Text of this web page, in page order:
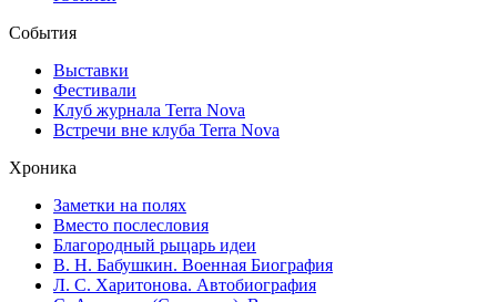
События
Выставки
Фестивали
Клуб журнала Terra Nova
Встречи вне клуба Terra Nova
Хроника
Заметки на полях
Вместо послесловия
Благородный рыцарь идеи
В. Н. Бабушкин. Военная Биография
Л. С. Харитонова. Автобиография